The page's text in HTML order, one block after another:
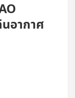
อากาศ